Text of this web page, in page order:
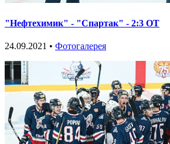
"Нефтехимик" - "Спартак" - 2:3 ОТ
24.09.2021 • Фотогалерея